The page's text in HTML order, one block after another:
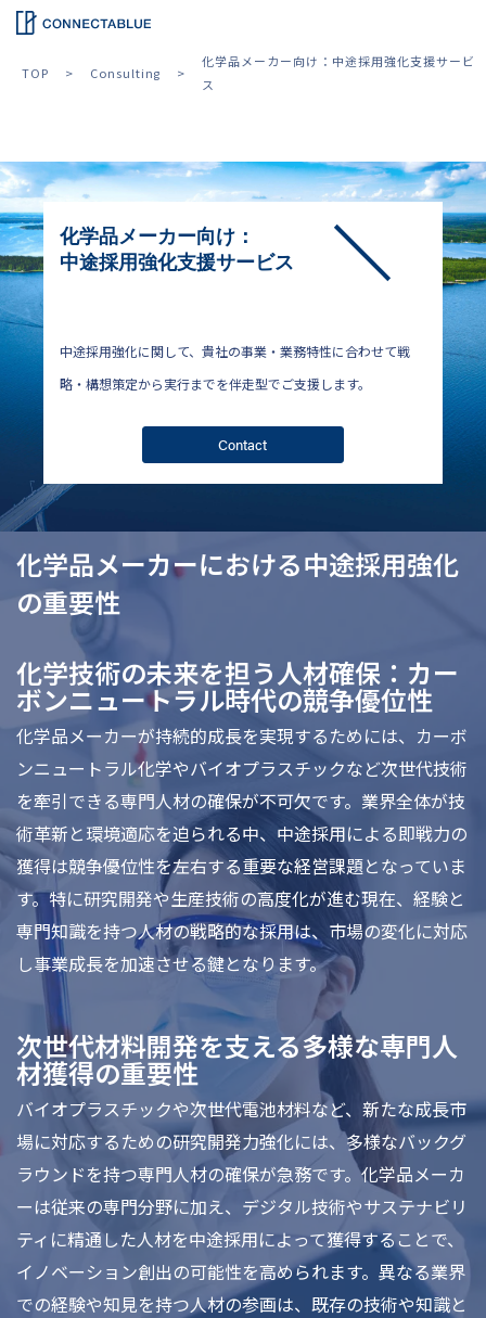
TOP Consulting
化学品メーカー向け：中途採用強化支援サービ
ス
化学品メーカー向け：
中途採用強化支援サービス
中途採用強化に関して、貴社の事業・業務特性に合わせて戦
略・構想策定から実行までを伴走型でご支援します。
Contact
化学品メーカーにおける中途採用強化
の重要性
化学技術の未来を担う人材確保：カー
ボンニュートラル時代の競争優位性
化学品メーカーが持続的成長を実現するためには、カーボ
ンニュートラル化学やバイオプラスチックなど次世代技術
を牽引できる専門人材の確保が不可欠です。業界全体が技
術革新と環境適応を迫られる中、中途採用による即戦力の
獲得は競争優位性を左右する重要な経営課題となっていま
す。特に研究開発や生産技術の高度化が進む現在、経験と
専門知識を持つ人材の戦略的な採用は、市場の変化に対応
し事業成長を加速させる鍵となります。
次世代材料開発を支える多様な専門人
材獲得の重要性
バイオプラスチックや次世代電池材料など、新たな成長市
場に対応するための研究開発力強化には、多様なバックグ
ラウンドを持つ専門人材の確保が急務です。化学品メーカ
ーは従来の専門分野に加え、デジタル技術やサステナビリ
ティに精通した人材を中途採用によって獲得することで、
イノベーション創出の可能性を高められます。異なる業界
での経験や知見を持つ人材の参画は、既存の技術や知識と